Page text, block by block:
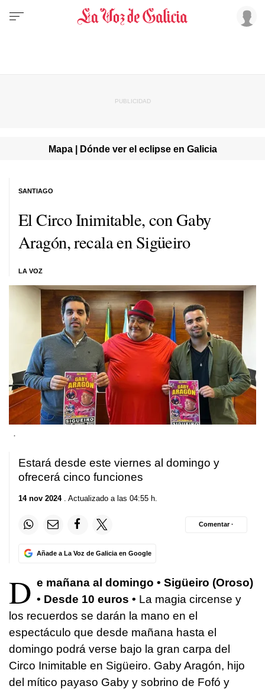
Mapa | Dónde ver el eclipse en Galicia
El Circo Inimitable, con Gaby
Aragón, recala en Sigüeiro
LA VOZ
SANTIAGO
.
Estará desde este viernes al domingo y
ofrecerá cinco funciones
14 nov 2024. Actualizado a las 04:55 h.
Añade a La Voz de Galicia en Google
Comentar ·
D e mañana al domingo • Sigüeiro (Oroso)
• Desde 10 euros • La magia circense y
los recuerdos se darán la mano en el
espectáculo que desde mañana hasta el
domingo podrá verse bajo la gran carpa del
Circo Inimitable en Sigüeiro. Gaby Aragón, hijo
del mítico payaso Gaby y sobrino de Fofó y